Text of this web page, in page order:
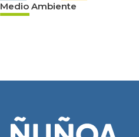
Medio Ambiente